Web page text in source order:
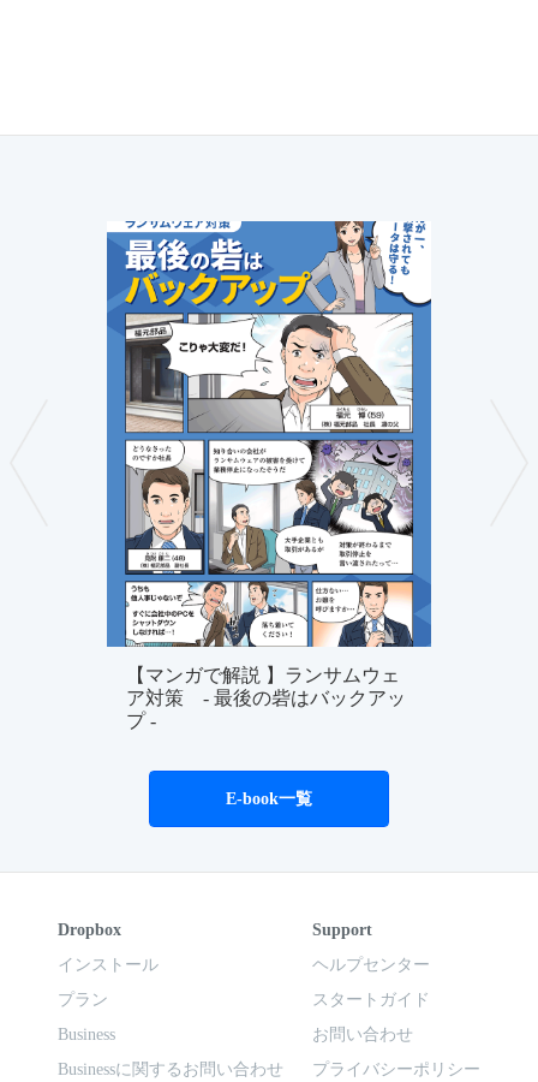
【マンガで解説 】ランサムウェ
ア対策 - 最後の砦はバックアッ
プ -
E-book一覧
Dropbox
インストール
プラン
Business
Businessに関するお問い合わせ
Support
ヘルプセンター
スタートガイド
お問い合わせ
プライバシーポリシー